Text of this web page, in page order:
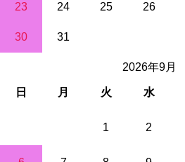
23 24 25 26
30 31
2026年9月
日 月 火 水
1 2